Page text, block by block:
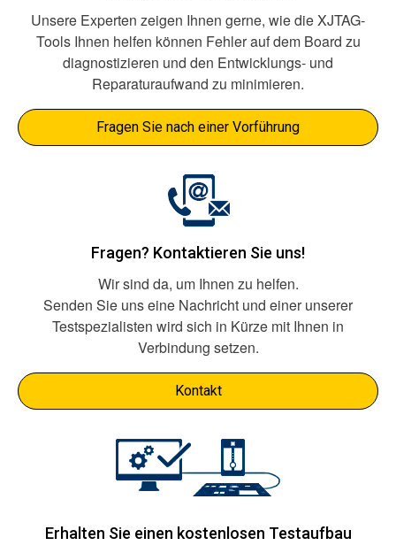
Unsere Experten zeigen Ihnen gerne, wie die XJTAG-
Tools Ihnen helfen können Fehler auf dem Board zu
diagnostizieren und den Entwicklungs- und
Reparaturaufwand zu minimieren.
Fragen Sie nach einer Vorführung
Fragen? Kontaktieren Sie uns!
Wir sind da, um Ihnen zu helfen.
Senden Sie uns eine Nachricht und einer unserer
Testspezialisten wird sich in Kürze mit Ihnen in
Verbindung setzen.
Kontakt
Erhalten Sie einen kostenlosen Testaufbau